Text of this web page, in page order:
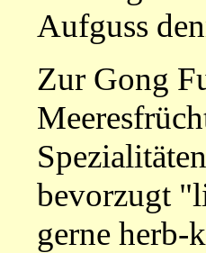
Aufguss
Zur Gong
bevorzugt
gerne